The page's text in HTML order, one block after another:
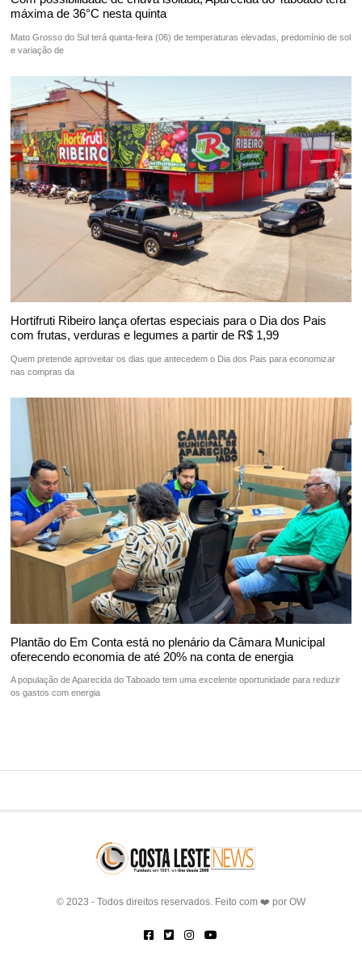
máxima de 36°C nesta quinta
Mato Grosso do Sul terá quinta-feira (06) de temperaturas elevadas, predomínio de sol
e variação de
Hortifruti Ribeiro lança ofertas especiais para o Dia dos Pais
com frutas, verduras e legumes a partir de R$ 1,99
Quem pretende aproveitar os dias que antecedem o Dia dos Pais para economizar
nas compras da
Plantão do Em Conta está no plenário da Câmara Municipal
oferecendo economia de até 20% na conta de energia
A população de Aparecida do Taboado tem uma excelente oportunidade para reduzir
os gastos com energia
© 2023 - Todos direitos reservados. Feito com ❤️ por OW